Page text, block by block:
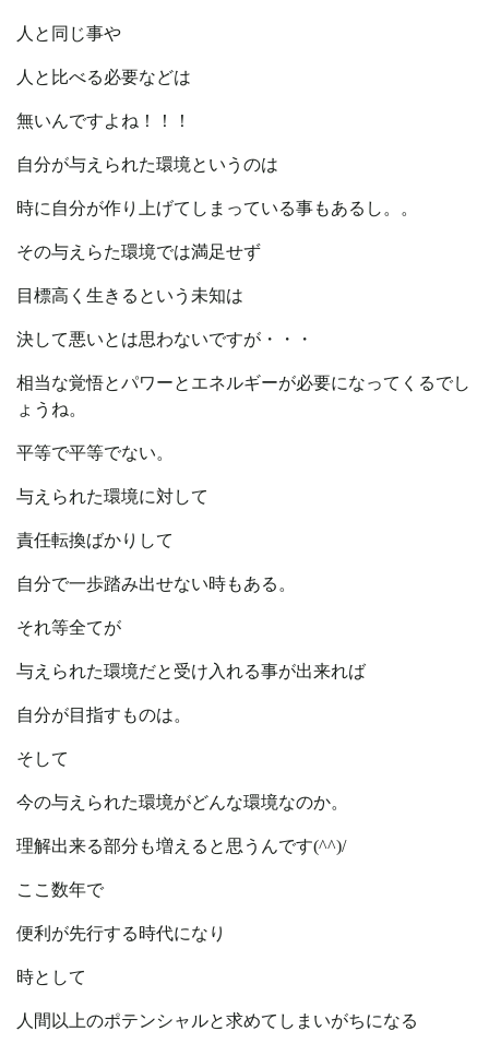
人と同じ事や
人と比べる必要などは
無いんですよね！！！
自分が与えられた環境というのは
時に自分が作り上げてしまっている事もあるし。。
その与えらた環境では満足せず
目標高く生きるという未知は
決して悪いとは思わないですが・・・
相当な覚悟とパワーとエネルギーが必要になってくるでし
ょうね。
平等で平等でない。
与えられた環境に対して
責任転換ばかりして
自分で一歩踏み出せない時もある。
それ等全てが
与えられた環境だと受け入れる事が出来れば
自分が目指すものは。
そして
今の与えられた環境がどんな環境なのか。
理解出来る部分も増えると思うんです(^^)/
ここ数年で
便利が先行する時代になり
時として
人間以上のポテンシャルと求めてしまいがちになる